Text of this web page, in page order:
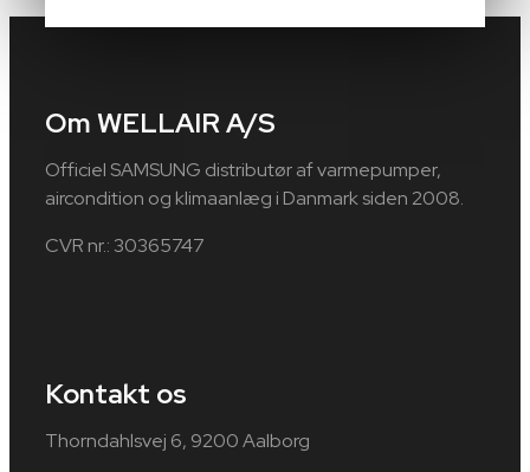
Om WELLAIR A/S
Officiel SAMSUNG distributør af varmepumper,
aircondition og klimaanlæg i Danmark siden 2008.
CVR nr.: 30365747
Kontakt os
Thorndahlsvej 6, 9200 Aalborg